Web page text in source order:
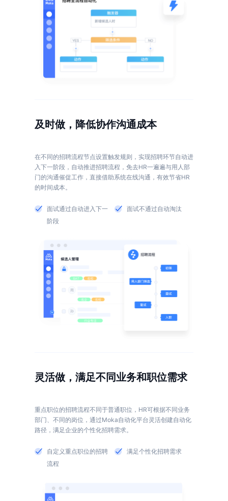
及时做，降低协作沟通成本
在不同的招聘流程节点设置触发规则，实现招聘环节自动进
入下一阶段，自动推进招聘流程，免去HR一遍遍与用人部
门的沟通催促工作，直接借助系统在线沟通，有效节省HR
面试通过自动进入下一
阶段
面试不通过自动淘汰
灵活做，满足不同业务和职位需求
重点职位的招聘流程不同于普通职位，HR可根据不同业务
部门、不同的岗位，通过Moka自动化平台灵活创建自动化
自定义重点职位的招聘
流程
满足个性化招聘需求